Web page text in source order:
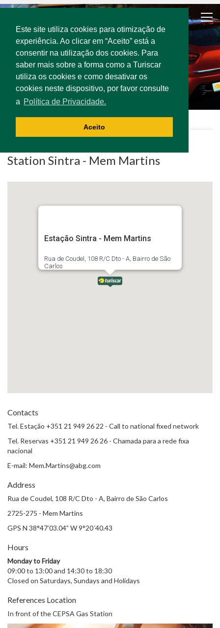
Este site utiliza cookies para otimização de
experiência. Ao clicar em “Aceito” está a
consentir na utilização dos cookies. Para
saber mais sobre a forma como a Turiscar
utiliza os cookies e como desativar os
cookies neste dispositivo, por favor consulte
a Política de Privacidade.
Aceito
Sintra - Mem Martins | Offices
Station Sintra - Mem Martins
Estação Sintra - Mem Martins
Rua de Coudel, 108 R/C Dto - A, Bairro de São
Carlos
Contacts
Tel. Estação +351 21 949 26 22 - Call to national fixed network
Tel. Reservas +351 21 949 26 26 - Chamada para a rede fixa
nacional
E-mail: Mem.Martins@abg.com
Address
Rua de Coudel, 108 R/C Dto - A, Bairro de São Carlos
2725-275 - Mem Martins
GPS N 38°47’03.04” W 9°20´40.43
Hours
Monday to Friday
09:00 to 13:00 and 14:30 to 18:30
Closed on Saturdays, Sundays and Holidays
References Location
In front of the CEPSA Gas Station